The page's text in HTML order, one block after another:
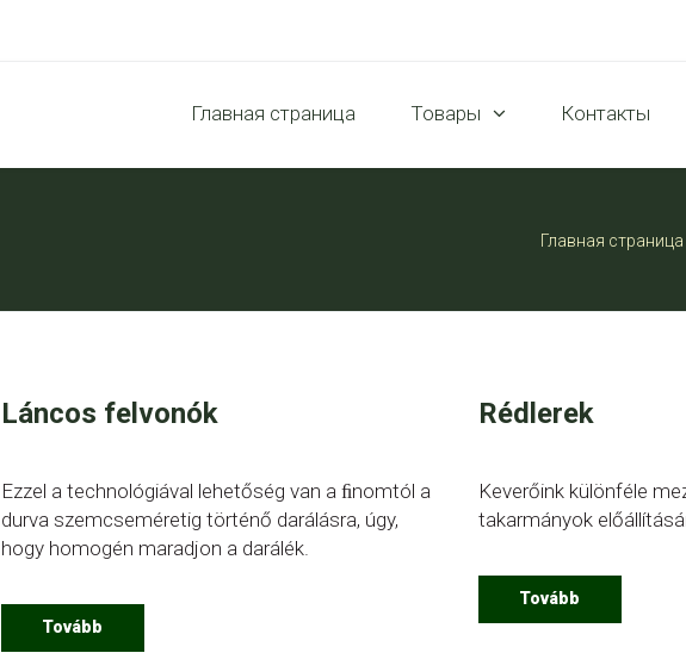
Главная страница Товары Контакты
Главная страница
Láncos felvonók
Ezzel a technológiával lehetőség van a ﬁnomtól a
durva szemcseméretig történő darálásra, úgy,
hogy homogén maradjon a darálék.
Tovább
Rédlerek
Keverőink különféle
takarmányok
Tovább